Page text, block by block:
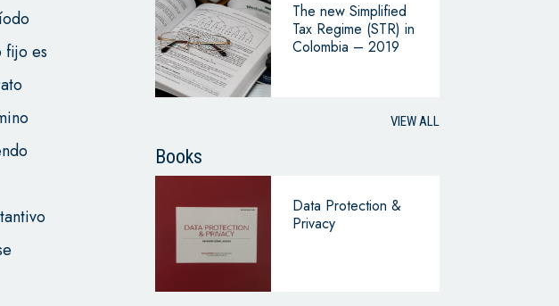
fijo es
The new Simplified
Tax Regime (STR) in
Colombia – 2019
VIEW ALL
Books
Data Protection &
Privacy